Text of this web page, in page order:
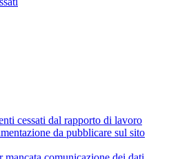
cessati dal rapporto di lavoro
da pubblicare sul sito